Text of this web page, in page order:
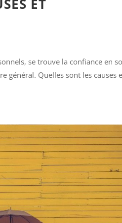
ET
se trouve la confiance en
général. Quelles sont les causes